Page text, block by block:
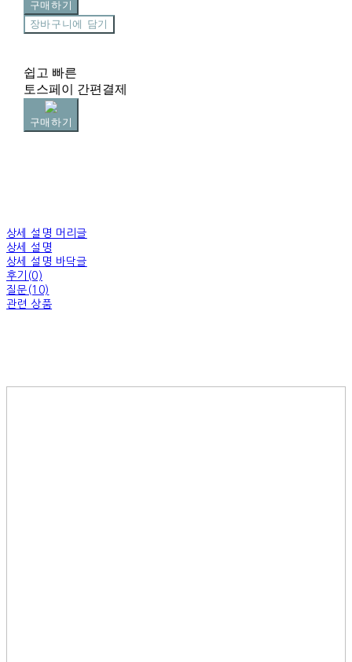
구매하기
장바구니에 담기
쉽고 빠른
토스페이 간편결제
구매하기
상세 설명 머리글
상세 설명
상세 설명 바닥글
후기(0)
질문(10)
관련 상품